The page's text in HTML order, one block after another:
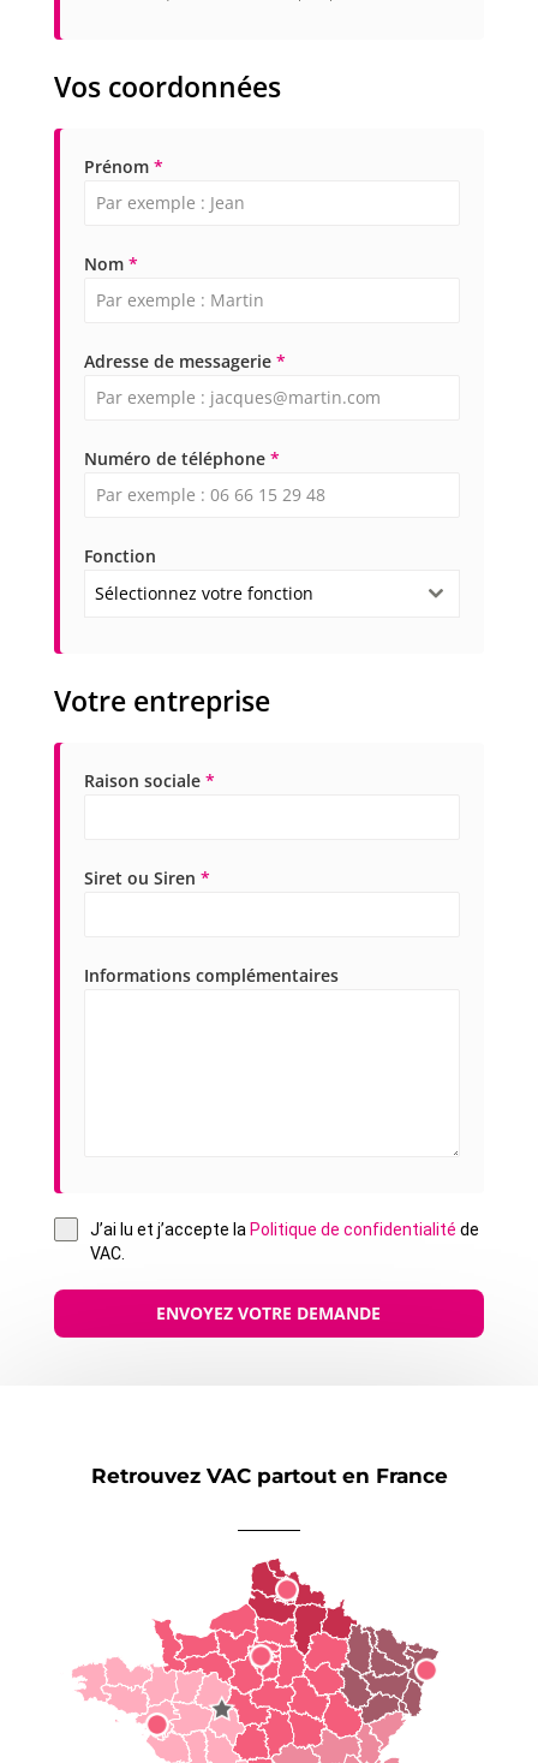
Vos coordonnées
Prénom *
Nom *
Adresse de messagerie *
Numéro de téléphone *
Fonction
Sélectionnez votre fonction
Votre entreprise
Raison sociale *
Siret ou Siren *
Informations complémentaires
J’ai lu et j’accepte la Politique de confidentialité de
VAC.
ENVOYEZ VOTRE DEMANDE
Retrouvez VAC partout en France